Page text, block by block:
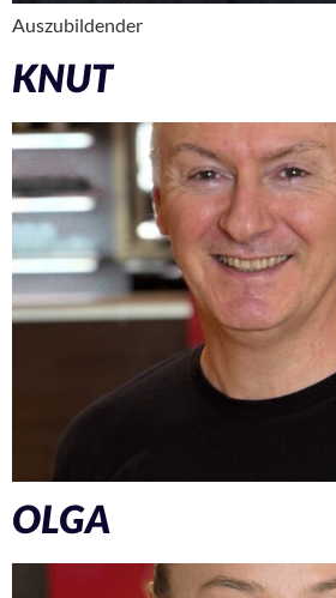
Auszubildender
KNUT
OLGA